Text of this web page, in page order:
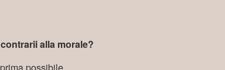
alla morale?